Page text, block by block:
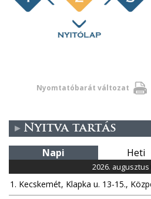
Nyomtatóbarát változat
Nyitva tartás
Napi Heti
2026. augusztus
1. Kecskemét, Klapka u. 13-15.,